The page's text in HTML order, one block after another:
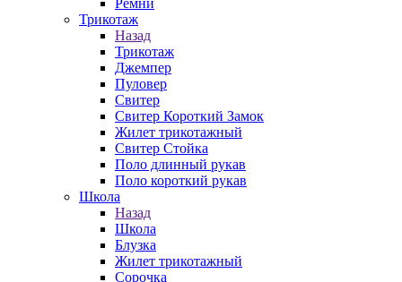
Ремни
Трикотаж
Назад
Трикотаж
Джемпер
Пуловер
Свитер
Свитер Короткий Замок
Жилет трикотажный
Свитер Стойка
Поло длинный рукав
Поло короткий рукав
Школа
Назад
Школа
Блузка
Жилет трикотажный
Сорочка